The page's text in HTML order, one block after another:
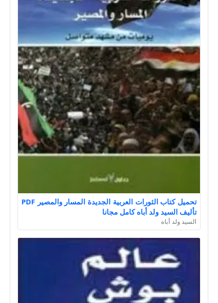
تحميل كتاب الثورات العربية الجديدة المسار والمصير PDF
تأليف السيد ولد أباه كامل مجانا
السيد ولد أباه